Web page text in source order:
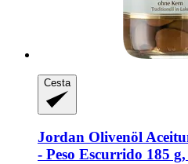
Cesta
Jordan Olivenöl
-​ Peso Escurrido 185